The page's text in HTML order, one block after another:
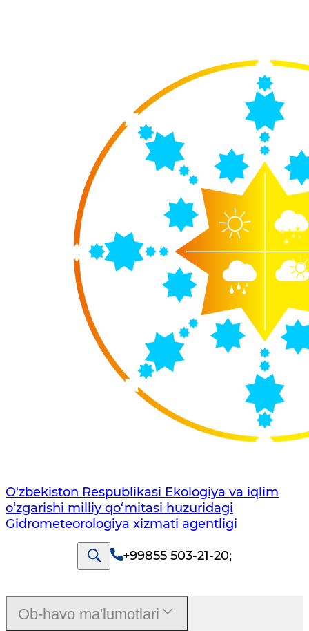
O‘zbekiston Respublikasi Ekologiya va iqlim
o‘zgarishi milliy qo‘mitasi huzuridagi
Gidrometeorologiya xizmati agentligi
+99855 503-21-20;
Ob-havo ma'lumotlari